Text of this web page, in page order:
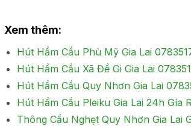
Xem thêm:
Hút Hầm Cầu Phù Mỹ Gia Lai
Hút Hầm Cầu Xã Đề Gi Gia Lai
Hút Hầm Cầu Quy Nhơn Gia Lai
Hút Hầm Cầu Pleiku Gia Lai 24h Gía
Thông Cầu Nghẹt Quy Nhơn Gia Lai